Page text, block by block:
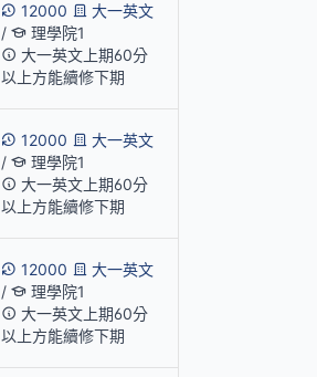
12000
大一英文
/
理學院1
大一英文上期60分
以上方能續修下期
12000
大一英文
/
理學院1
大一英文上期60分
以上方能續修下期
12000
大一英文
/
理學院1
大一英文上期60分
以上方能續修下期